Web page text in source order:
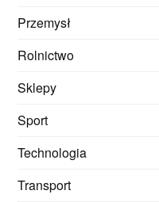
Przemysł
Rolnictwo
Sklepy
Sport
Technologia
Transport